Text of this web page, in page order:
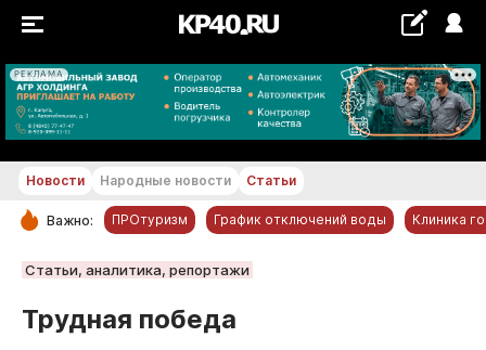
РЕКЛАМА
+27...+28 °С
РУБРИКИ
Новости компаний
Новости Народные новости Статьи
Важно: ПРОтуризм График отключений воды Клиника
Статьи, аналитика, репортажи
Трудная победа